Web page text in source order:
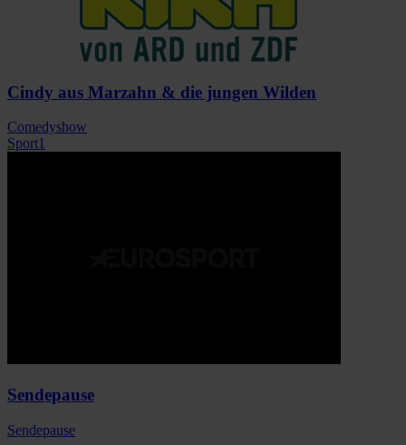
Cindy aus Marzahn & die jungen Wilden
Comedyshow
Sport1
Sendepause
Sendepause